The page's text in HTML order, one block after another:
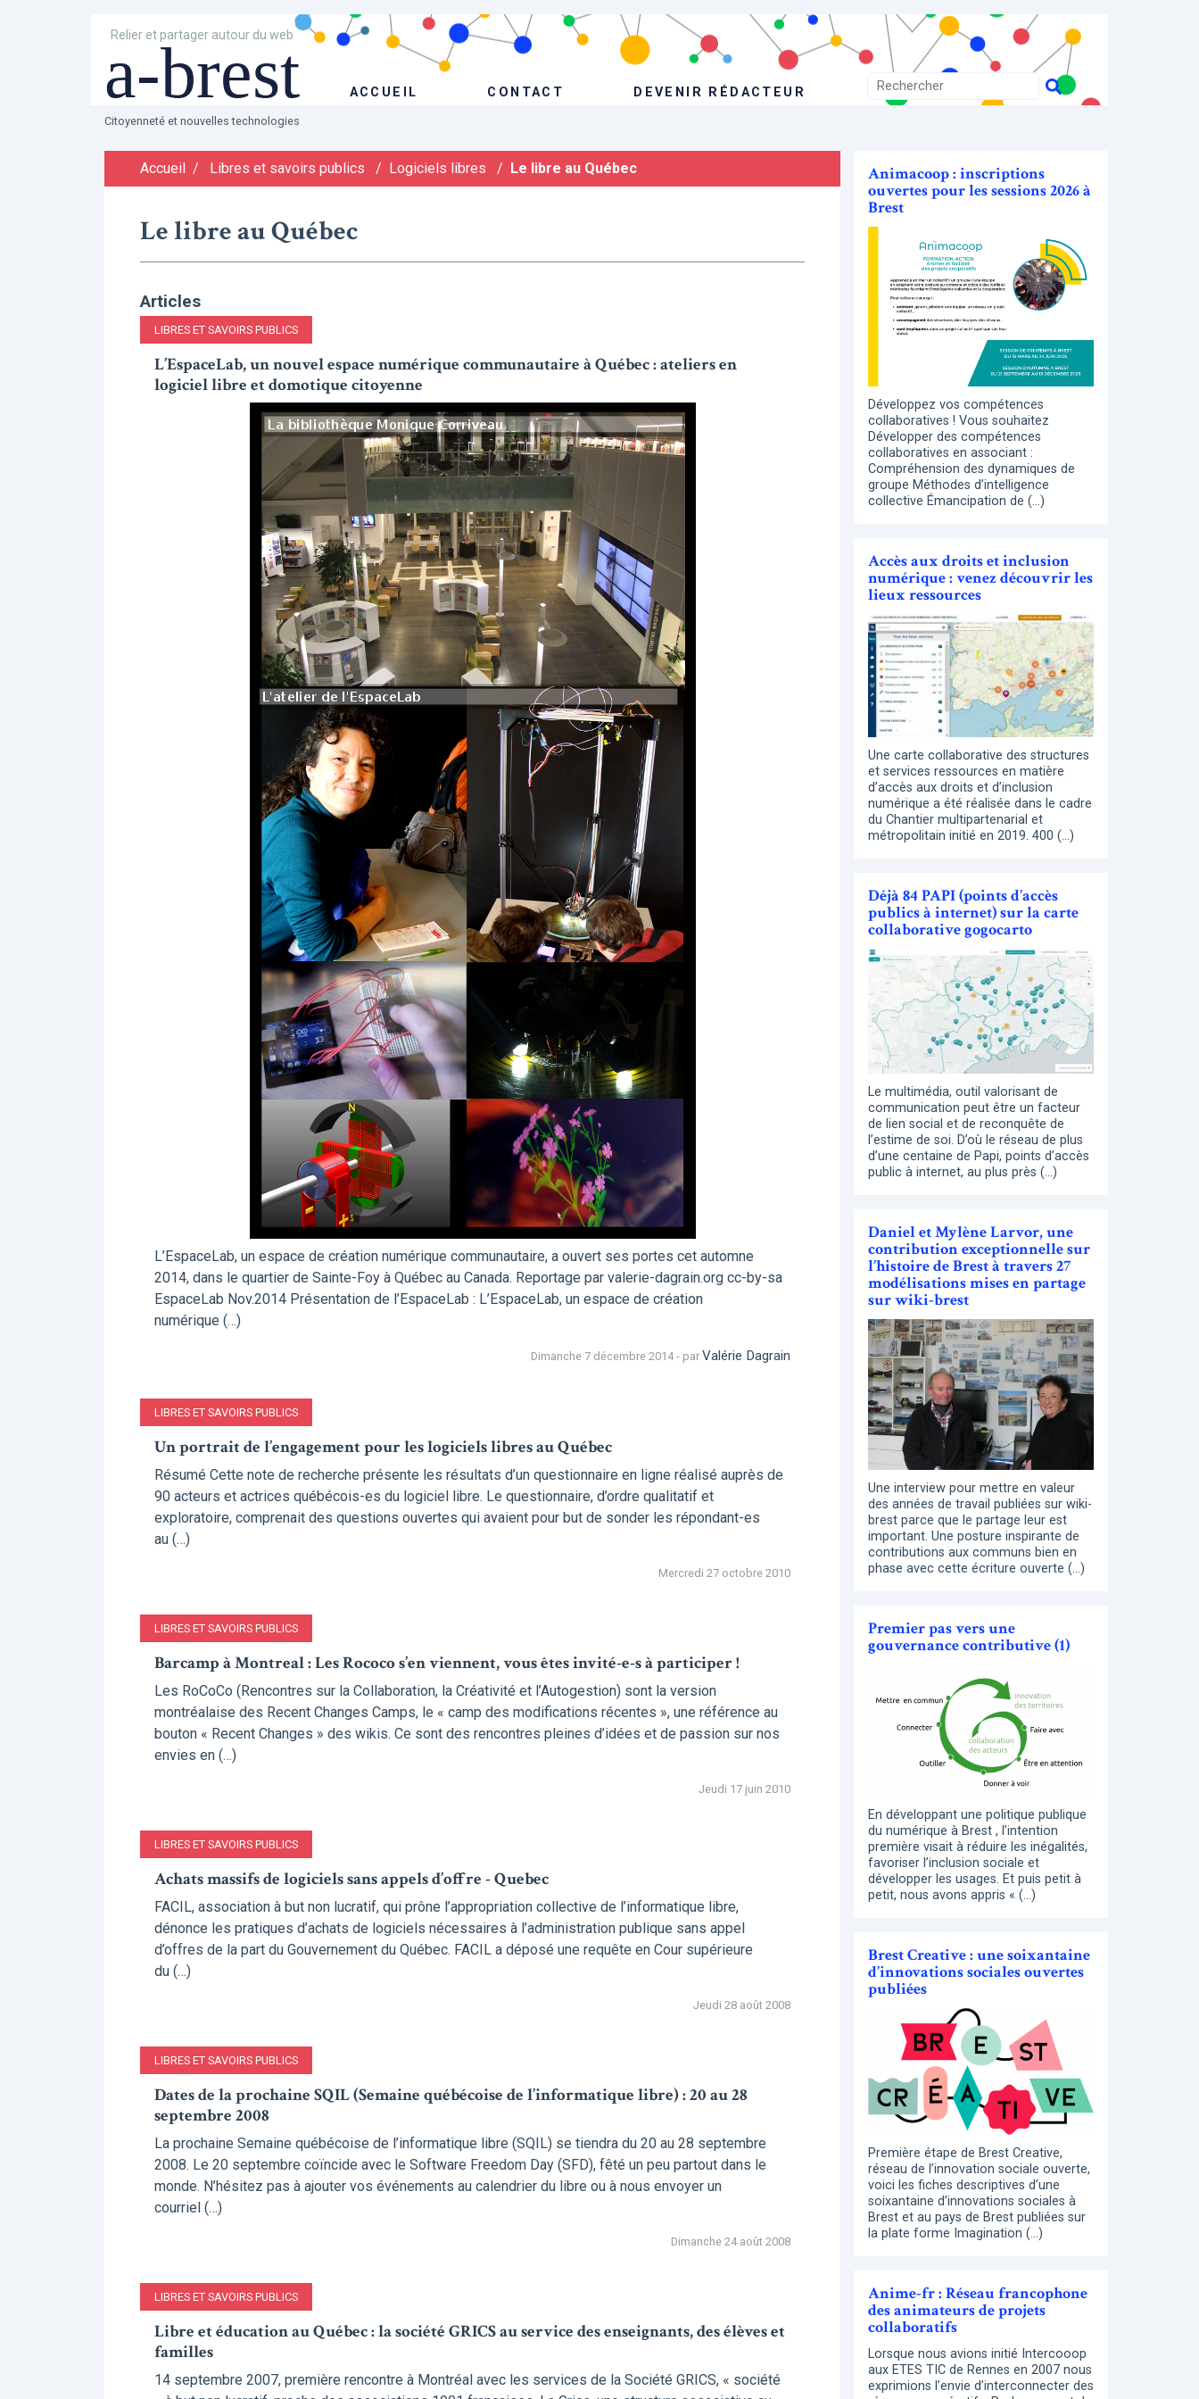
Relier et partager autour du web
a-brest ACCUEIL CONTACT DEVENIR RÉDACTEUR
Citoyenneté et nouvelles technologies
Accueil / Libres et savoirs publics / Logiciels libres / Le libre au Québec
Le libre au Québec
Articles
LIBRES ET SAVOIRS PUBLICS
L’EspaceLab, un nouvel espace numérique communautaire à Québec : ateliers en
logiciel libre et domotique citoyenne
L’EspaceLab, un espace de création numérique communautaire, a ouvert ses portes cet automne
2014, dans le quartier de Sainte-Foy à Québec au Canada. Reportage par valerie-dagrain.org cc-by-sa
EspaceLab Nov.2014 Présentation de l’EspaceLab : L’EspaceLab, un espace de création
numérique (…)
Dimanche 7 décembre 2014 - par Valérie Dagrain
LIBRES ET SAVOIRS PUBLICS
Un portrait de l’engagement pour les logiciels libres au Québec
Résumé Cette note de recherche présente les résultats d’un questionnaire en ligne réalisé auprès de
90 acteurs et actrices québécois-es du logiciel libre. Le questionnaire, d’ordre qualitatif et
exploratoire, comprenait des questions ouvertes qui avaient pour but de sonder les répondant-es
au (…)
Mercredi 27 octobre 2010
LIBRES ET SAVOIRS PUBLICS
Barcamp à Montreal : Les Rococo s’en viennent, vous êtes invité-e-s à participer !
Les RoCoCo (Rencontres sur la Collaboration, la Créativité et l’Autogestion) sont la version
montréalaise des Recent Changes Camps, le « camp des modifications récentes », une référence au
bouton « Recent Changes » des wikis. Ce sont des rencontres pleines d’idées et de passion sur nos
envies en (…)
Jeudi 17 juin 2010
LIBRES ET SAVOIRS PUBLICS
Achats massifs de logiciels sans appels d’offre - Quebec
FACIL, association à but non lucratif, qui prône l’appropriation collective de l’informatique libre,
dénonce les pratiques d’achats de logiciels nécessaires à l’administration publique sans appel
d’offres de la part du Gouvernement du Québec. FACIL a déposé une requête en Cour supérieure
du (…)
Jeudi 28 août 2008
LIBRES ET SAVOIRS PUBLICS
Dates de la prochaine SQIL (Semaine québécoise de l’informatique libre) : 20 au 28
septembre 2008
La prochaine Semaine québécoise de l’informatique libre (SQIL) se tiendra du 20 au 28 septembre
2008. Le 20 septembre coïncide avec le Software Freedom Day (SFD), fêté un peu partout dans le
monde. N’hésitez pas à ajouter vos événements au calendrier du libre ou à nous envoyer un
courriel (…)
Dimanche 24 août 2008
LIBRES ET SAVOIRS PUBLICS
Libre et éducation au Québec : la société GRICS au service des enseignants, des élèves et
familles
14 septembre 2007, première rencontre à Montréal avec les services de la Société GRICS, « société
Animacoop : inscriptions
ouvertes pour les sessions 2026 à
Brest
Développez vos compétences
collaboratives ! Vous souhaitez
Développer des compétences
collaboratives en associant :
Compréhension des dynamiques de
groupe Méthodes d’intelligence
collective Émancipation de (…)
Accès aux droits et inclusion
numérique : venez découvrir les
lieux ressources
Une carte collaborative des structures
et services ressources en matière
d’accès aux droits et d’inclusion
numérique a été réalisée dans le cadre
du Chantier multipartenarial et
métropolitain initié en 2019. 400 (…)
Déjà 84 PAPI (points d’accès
publics à internet) sur la carte
collaborative gogocarto
Le multimédia, outil valorisant de
communication peut être un facteur
de lien social et de reconquête de
l’estime de soi. D’où le réseau de plus
d’une centaine de Papi, points d’accès
public à internet, au plus près (…)
Daniel et Mylène Larvor, une
contribution exceptionnelle sur
l’histoire de Brest à travers 27
modélisations mises en partage
sur wiki-brest
Une interview pour mettre en valeur
des années de travail publiées sur wiki-
brest parce que le partage leur est
important. Une posture inspirante de
contributions aux communs bien en
phase avec cette écriture ouverte (…)
Premier pas vers une
gouvernance contributive (1)
En développant une politique publique
du numérique à Brest , l’intention
première visait à réduire les inégalités,
favoriser l’inclusion sociale et
développer les usages. Et puis petit à
petit, nous avons appris « (…)
Brest Creative : une soixantaine
d’innovations sociales ouvertes
publiées
Première étape de Brest Creative,
réseau de l’innovation sociale ouverte,
voici les fiches descriptives d’une
soixantaine d’innovations sociales à
Brest et au pays de Brest publiées sur
la plate forme Imagination (…)
Anime-fr : Réseau francophone
des animateurs de projets
collaboratifs
Lorsque nous avions initié Intercooop
aux ETES TIC de Rennes en 2007 nous
exprimions l’envie d’interconnecter des